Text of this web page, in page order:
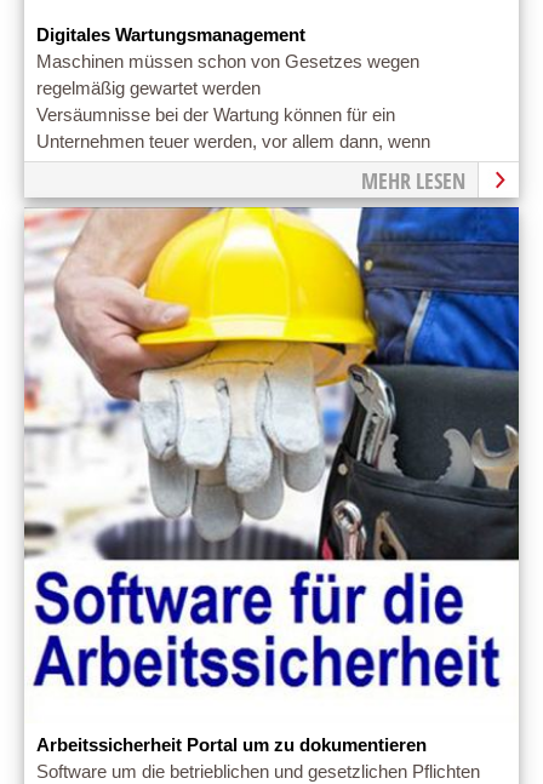
Digitales Wartungsmanagement
Maschinen müssen schon von Gesetzes wegen
regelmäßig gewartet werden
Versäumnisse bei der Wartung können für ein
Unternehmen teuer werden, vor allem dann, wenn
Wartungsauflagen missachtet wurden.
MEHR LESEN
Arbeitssicherheit Portal um zu dokumentieren
Software um die betrieblichen und gesetzlichen Pflichten